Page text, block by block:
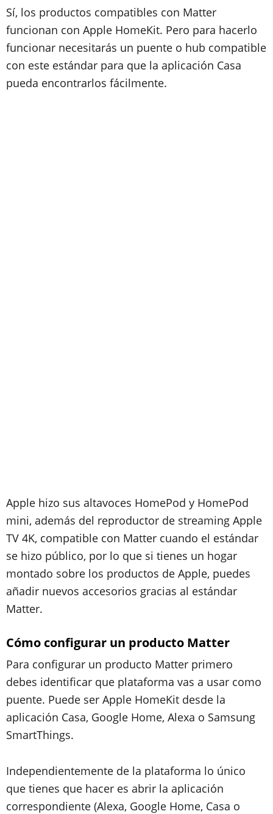
Sí, los productos compatibles con Matter
funcionan con Apple HomeKit. Pero para hacerlo
funcionar necesitarás un puente o hub compatible
con este estándar para que la aplicación Casa
pueda encontrarlos fácilmente.
Apple hizo sus altavoces HomePod y HomePod
mini, además del reproductor de streaming Apple
TV 4K, compatible con Matter cuando el estándar
se hizo público, por lo que si tienes un hogar
montado sobre los productos de Apple, puedes
añadir nuevos accesorios gracias al estándar
Matter.
Cómo configurar un producto Matter
Para configurar un producto Matter primero
debes identificar que plataforma vas a usar como
puente. Puede ser Apple HomeKit desde la
aplicación Casa, Google Home, Alexa o Samsung
SmartThings.
Independientemente de la plataforma lo único
que tienes que hacer es abrir la aplicación
correspondiente (Alexa, Google Home, Casa o